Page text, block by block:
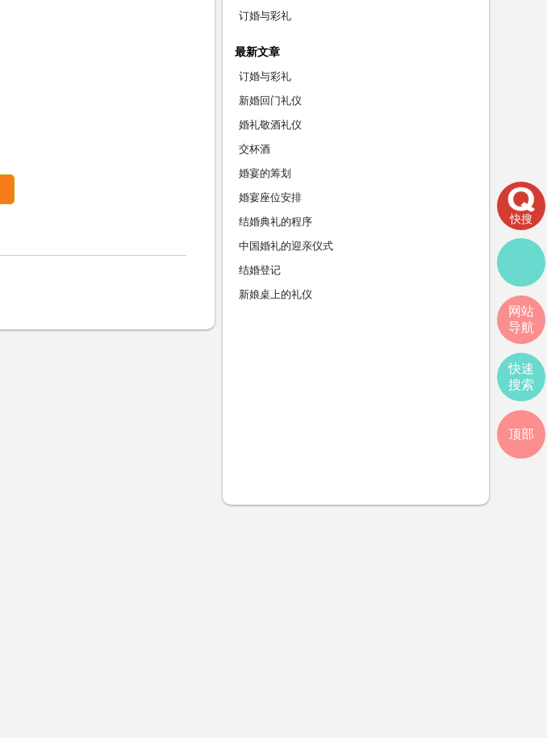
订婚与彩礼
最新文章
订婚与彩礼
新婚回门礼仪
婚礼敬酒礼仪
交杯酒
婚宴的筹划
婚宴座位安排
结婚典礼的程序
中国婚礼的迎亲仪式
结婚登记
新娘桌上的礼仪
快搜
网站
导航
快速
搜索
顶部